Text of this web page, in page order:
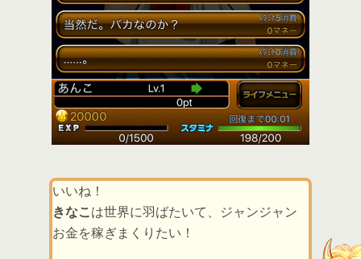
いいね！
きなこ は世界に羽ばたいて、ジャンジャン
お金を稼ぎまくりたい！